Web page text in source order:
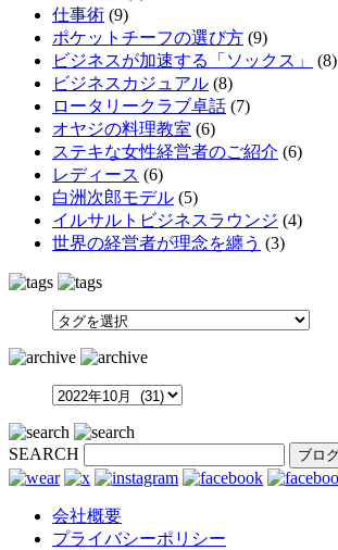
仕事術 (9)
ポケットチーフの選び方 (9)
ビジネスが加速する「ソックス」
(8)
ビジネスカジュアル (8)
ロータリークラブ卓話 (7)
オヤジの料理教室 (6)
ステキな女性経営者のご紹介 (6)
レディース (6)
白洲次郎モデル (5)
イルサルトビジネスラウンジ (4)
世界の経営者が理念を纏う (3)
SEARCH
会社概要
プライバシーポリシー